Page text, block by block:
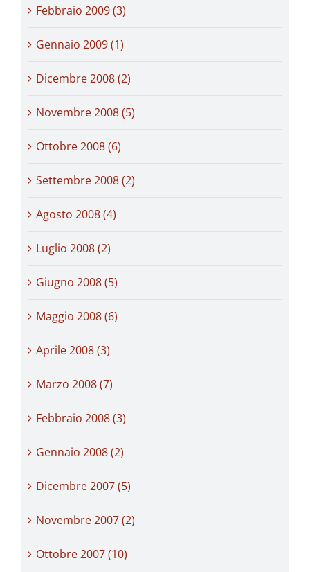
Febbraio 2009 (3)
Gennaio 2009 (1)
Dicembre 2008 (2)
Novembre 2008 (5)
Ottobre 2008 (6)
Settembre 2008 (2)
Agosto 2008 (4)
Luglio 2008 (2)
Giugno 2008 (5)
Maggio 2008 (6)
Aprile 2008 (3)
Marzo 2008 (7)
Febbraio 2008 (3)
Gennaio 2008 (2)
Dicembre 2007 (5)
Novembre 2007 (2)
Ottobre 2007 (10)